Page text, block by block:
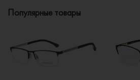
Популярные товары